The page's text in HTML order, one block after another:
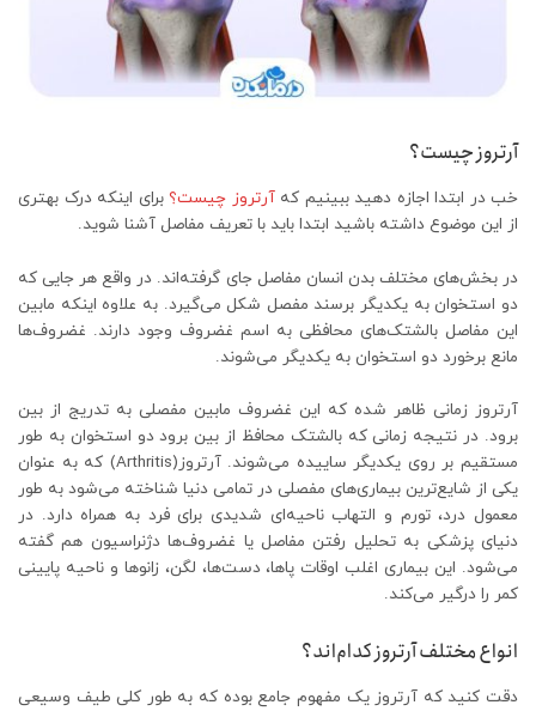
آرتروز چیست؟
خب در ابتدا اجازه دهید ببینیم کهآرتروز چیست؟ برای اینکه درک بهتری
از این موضوع داشته باشید ابتدا باید با تعریف مفاصل آشنا شوید.
در بخش‌های مختلف بدن انسان مفاصل جای گرفته‌اند. در واقع هر جایی که
دو استخوان به یکدیگر برسند مفصل شکل می‌گیرد. به علاوه اینکه مابین
این مفاصل بالشتک‌های محافظی به اسم غضروف وجود دارند. غضروف‌ها
مانع برخورد دو استخوان به یکدیگر می‌شوند.
آرتروز زمانی ظاهر شده که این غضروف مابین مفصلی به تدریج از بین
برود. در نتیجه زمانی که بالشتک محافظ از بین برود دو استخوان به طور
مستقیم بر روی یکدیگر ساییده می‌شوند. آرتروز(Arthritis) که به عنوان
یکی از شایع‌ترین بیماری‌های مفصلی در تمامی دنیا شناخته می‌شود به طور
معمول درد، تورم و التهاب ناحیه‌ای شدیدی برای فرد به همراه دارد. در
دنیای پزشکی به تحلیل رفتن مفاصل یا غضروف‌ها دژنراسیون هم گفته
می‌شود. این بیماری اغلب اوقات پاها، دست‌ها، لگن، زانوها و ناحیه پایینی
کمر را درگیر می‌کند.
انواع مختلف آرتروز کدام‌اند؟
دقت کنید که آرتروز یک مفهوم جامع بوده که به طور کلی طیف وسیعی